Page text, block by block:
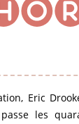
Eric
les